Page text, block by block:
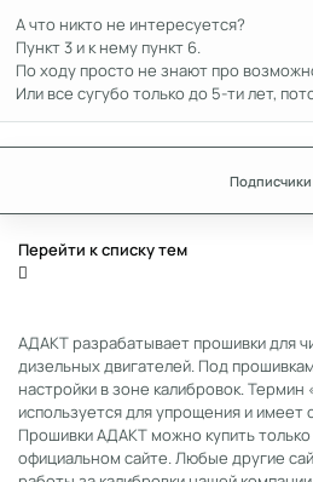
А что никто не интересуется?
Пункт 3 и к нему пункт 6.
По ходу просто не знают про
Или все сугубо только до 5-ти лет,
Подписчики
Перейти к списку тем
АДАКТ разрабатывает прошивки для
дизельных двигателей. Под
настройки в зоне калибровок.
используется для упрощения и
Прошивки АДАКТ можно купить только
официальном сайте. Любые другие